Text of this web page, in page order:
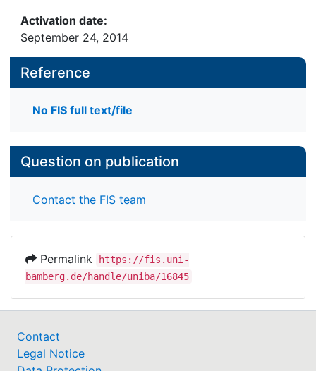
Activation date:
September 24, 2014
Reference
No FIS full text/file
Question on publication
Contact the FIS team
Permalink
https://fis.uni-
bamberg.de/handle/uniba/16845
Contact
Legal Notice